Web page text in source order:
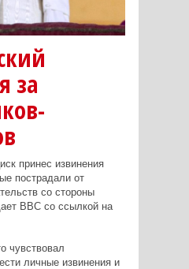
за
принес извинения
пострадали от
со стороны
BBC со ссылкой на
чувствовал
личные извинения и